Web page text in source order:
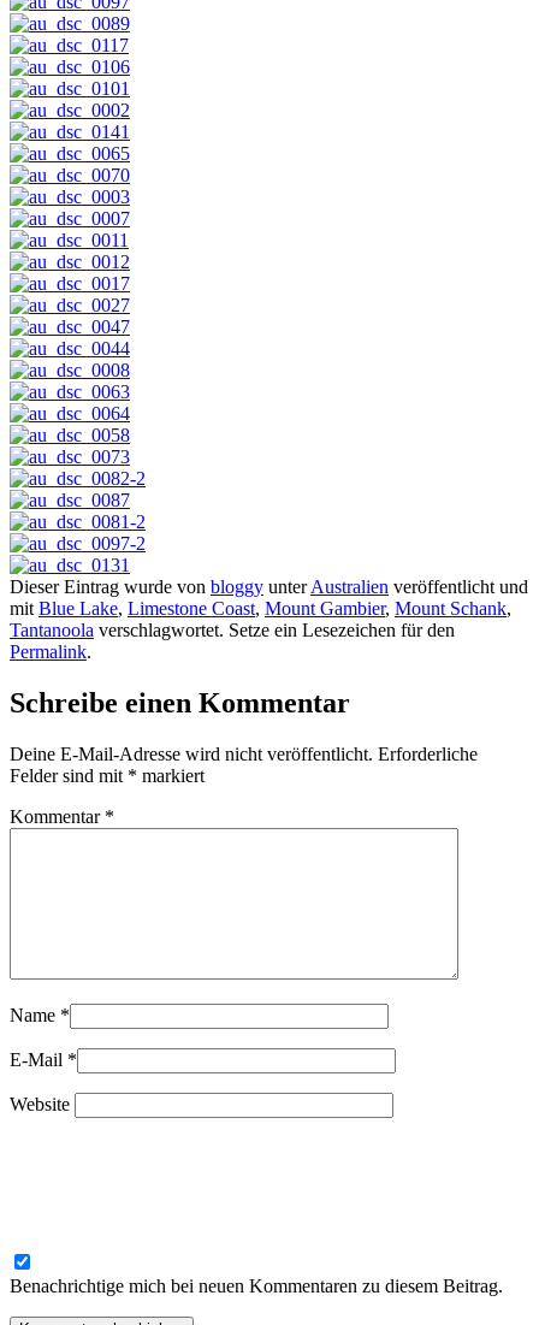
Dieser Eintrag wurde von bloggy unterAustralien veröffentlicht und
mit Blue Lake, Limestone Coast, Mount Gambier, Mount Schank,
Tantanoola verschlagwortet. Setze ein Lesezeichen für den
Permalink.
Schreibe einen Kommentar
Deine E-Mail-Adresse wird nicht veröffentlicht. Erforderliche
Felder sind mit * markiert
Kommentar *
Name *
E-Mail *
Website
Benachrichtige mich bei neuen Kommentaren zu diesem Beitrag.